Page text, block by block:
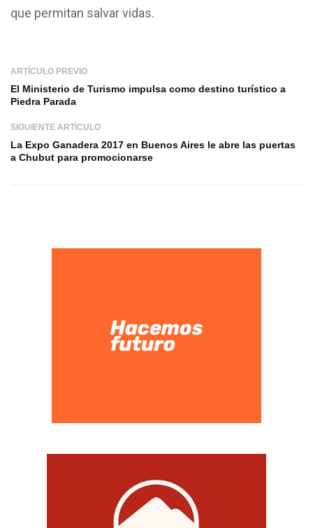
que permitan salvar vidas.
ARTÍCULO PREVIO
El Ministerio de Turismo impulsa como destino turístico a
Piedra Parada
SIGUIENTE ARTÍCULO
La Expo Ganadera 2017 en Buenos Aires le abre las puertas
a Chubut para promocionarse